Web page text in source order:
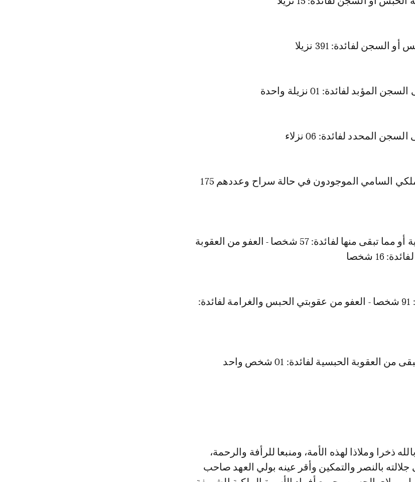
لفائدة: 391 نزيلا
لفائدة: 01 نزيلة واحدة
المحدد لفائدة: 06 نزلاء
المستفيدون من العفو الملكي السامي الموجودون في حالة سراح وعددهم 175
- العفو من العقوبة الحبسية أو مما تبقى منها لفائدة: 57 شخصا - العفو من العقوبة
16 شخصا
- العفو من الغرامة لفائدة: 91 شخصا - العفو من عقوبتي الحبس والغرامة لفائدة:
العقوبة الحبسية لفائدة: 01 شخص واحد
ذخرا وملاذا لهذه الأمة، ومنبعا للرأفة والرحمة،
جلالته بالنصر والتمكين وأقر عينه بولي العهد صاحب